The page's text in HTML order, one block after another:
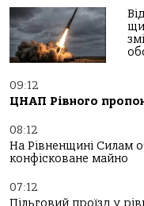
09:12
ЦНАП Рівного
08:12
На Рівненщині Силам
конфісковане майно
07:12